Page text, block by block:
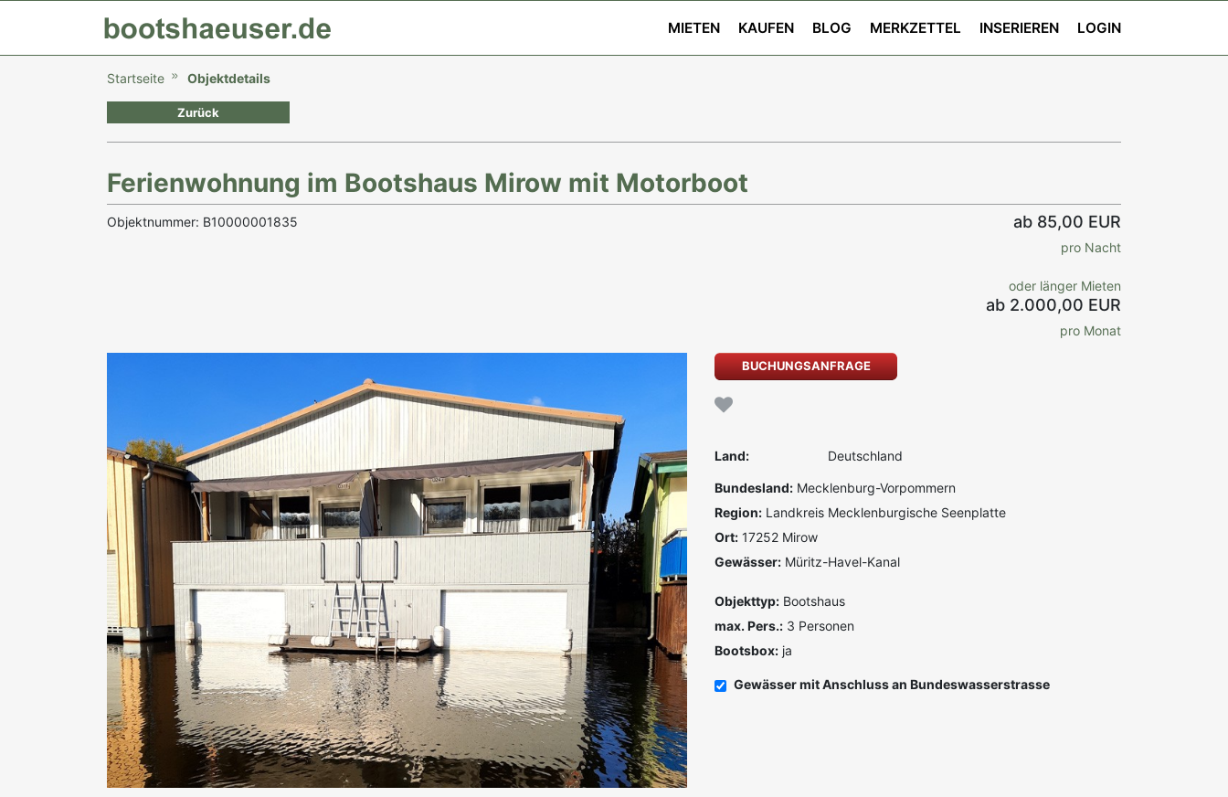
MIETEN KAUFEN BLOG MERKZETTEL INSERIEREN LOGIN
Startseite Objektdetails
Zurück
Ferienwohnung im Bootshaus Mirow mit Motorboot
Objektnummer: B10000001835 ab 85,00 EUR
pro Nacht
oder länger Mieten
ab 2.000,00 EUR
pro Monat
BUCHUNGSANFRAGE
Land: Deutschland
Bundesland: Mecklenburg-Vorpommern
Region: Landkreis Mecklenburgische Seenplatte
Ort: 17252 Mirow
Gewässer: Müritz-Havel-Kanal
Objekttyp: Bootshaus
max. Pers.: 3 Personen
Bootsbox: ja
Gewässer mit Anschluss an Bundeswasserstrasse